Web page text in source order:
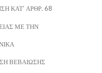
ΚΑΤ’ ΑΡΘΡ. 68
ΜΕ ΤΗΝ
ΒΕΒΑΙΩΣΗΣ